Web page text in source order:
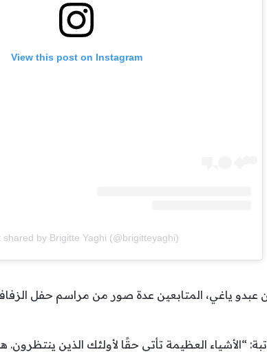
View this post on Instagram
shared by Brigitte Yaghi (@brigitteyaghi)
عبدو ياغي، المتابعين عدة صور من مراسم حفل
“الأشياء العظيمة تأتي حقًا لأولئك الذين ينتظرون.